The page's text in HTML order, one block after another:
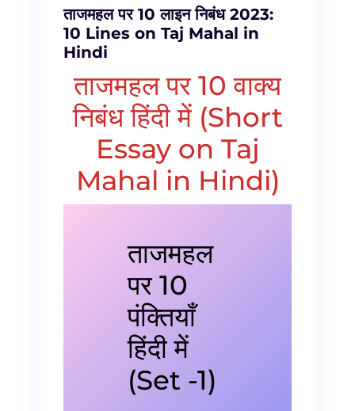
ताजमहल पर 10 लाइन निबंध 2023:
10 Lines on Taj Mahal in
Hindi
ताजमहल पर 10 वाक्य
निबंध हिंदी में (Short
Essay on Taj
Mahal in Hindi)
ताजमहल
पर 10
पंक्तियाँ
हिंदी में
(Set -1)